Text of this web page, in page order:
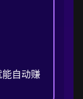
自动赚